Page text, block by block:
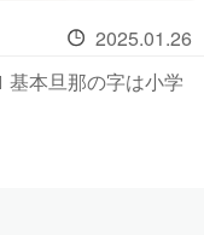
2025.01.26
基本旦那の字は小学